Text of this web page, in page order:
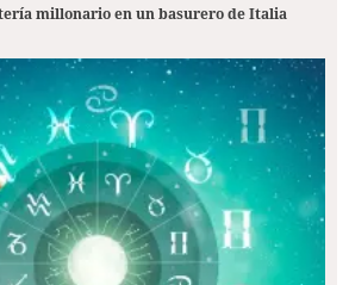
millonario en un basurero de Italia